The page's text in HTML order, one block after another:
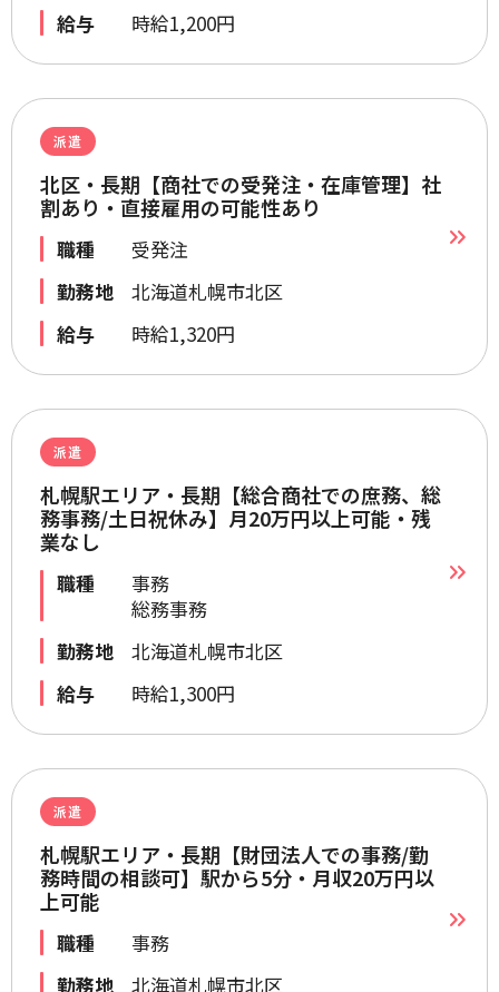
給与
時給1,200円
派遣
北区・長期【商社での受発注・在庫管理】社
割あり・直接雇用の可能性あり
職種
受発注
勤務地
北海道札幌市北区
給与
時給1,320円
派遣
札幌駅エリア・長期【総合商社での庶務、総
務事務/土日祝休み】月20万円以上可能・残
業なし
職種
事務
総務事務
勤務地
北海道札幌市北区
給与
時給1,300円
派遣
札幌駅エリア・長期【財団法人での事務/勤
務時間の相談可】駅から5分・月収20万円以
上可能
職種
事務
勤務地
北海道札幌市北区